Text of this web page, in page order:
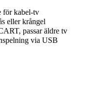
för kabel-tv
eller krångel
passar äldre tv
via USB